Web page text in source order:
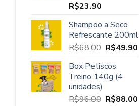
R$23.90
Shampoo a Seco
Refrescante 200ml
R$68.00 O
original
era:
R$49.90
Box Petiscos
Treino 140g (4
unidades)
R$96.00 O
R$88.00